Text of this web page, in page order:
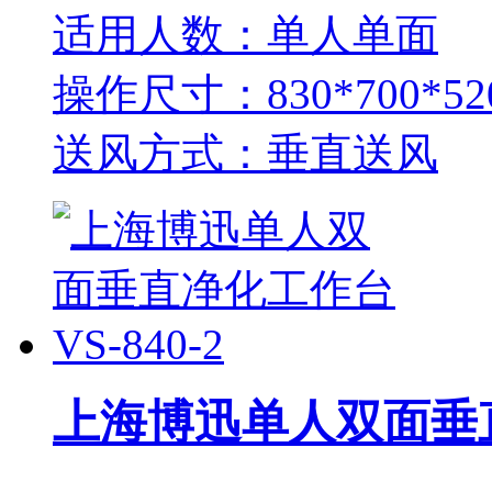
适用人数：单人单面
操作尺寸：
送风方式：垂直送风
上海博迅单人双面垂